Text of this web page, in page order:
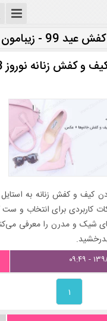
99 - زیبامون
کفش زنانه نوروز 1403
1403، ست کردن کیف و کفش زنانه به
کاربردی برای انتخاب و
شیک و مدرن را معرفی
۱